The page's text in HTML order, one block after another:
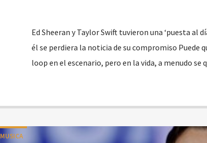
Ed Sheeran y Taylor Swift tuvieron una ‘puesta al
él se perdiera la noticia de su compromiso Puede
loop en el escenario, pero en la vida, a menudo
MUSICA